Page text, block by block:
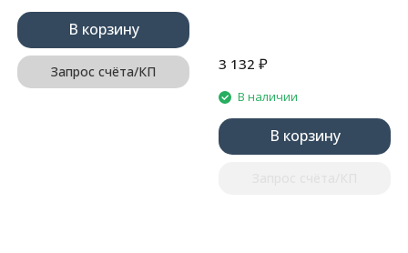
В корзину
Запрос счёта/КП 3 132 ₽
В наличии
В корзину